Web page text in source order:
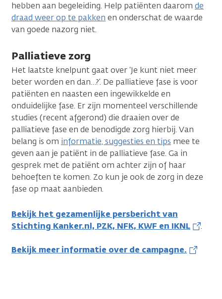
hebben aan begeleiding. Help patiënten daarom de
draad weer op te pakken en onderschat de waarde
van goede nazorg niet.
Palliatieve zorg
Het laatste knelpunt gaat over ‘Je kunt niet meer
beter worden en dan…?’. De palliatieve fase is voor
patiënten en naasten een ingewikkelde en
onduidelijke fase. Er zijn momenteel verschillende
studies (recent afgerond) die draaien over de
palliatieve fase en de benodigde zorg hierbij. Van
belang is om informatie, suggesties en tips mee te
geven aan je patiënt in de palliatieve fase. Ga in
gesprek met de patiënt om achter zijn of haar
behoeften te komen. Zo kun je ook de zorg in deze
fase op maat aanbieden.
Bekijk het gezamenlijke persbericht van
Stichting Kanker.nl, PZK, NFK, KWF en IKNL
.
Bekijk meer informatie over de campagne.